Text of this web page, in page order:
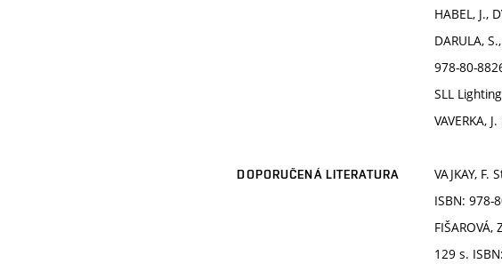
HABEL, J.,
DARULA,
978-80-
SLL
VAVERKA,
DOPORUČENÁ LITERATURA
VAJKAY,
ISBN: 978-
129 s.